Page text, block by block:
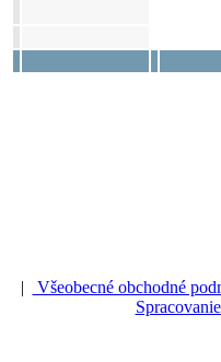
| Všeobecné obchodné